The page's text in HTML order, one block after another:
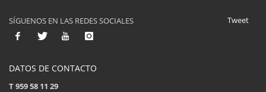
Tweet
SÍGUENOS EN LAS REDES SOCIALES
DATOS DE CONTACTO
T 959 58 11 29